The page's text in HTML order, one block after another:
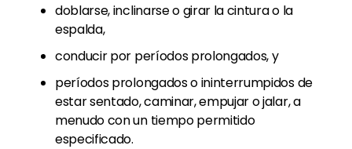
doblarse, inclinarse o girar la cintura o la
espalda,
conducir por períodos prolongados, y
períodos prolongados o ininterrumpidos de
estar sentado, caminar, empujar o jalar, a
menudo con un tiempo permitido
especificado.